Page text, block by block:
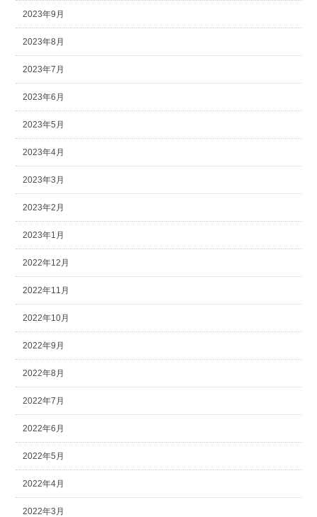
2023年9月
2023年8月
2023年7月
2023年6月
2023年5月
2023年4月
2023年3月
2023年2月
2023年1月
2022年12月
2022年11月
2022年10月
2022年9月
2022年8月
2022年7月
2022年6月
2022年5月
2022年4月
2022年3月